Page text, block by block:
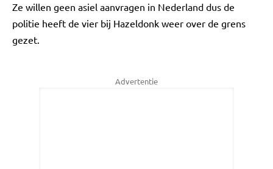
Ze willen geen asiel aanvragen in Nederland dus de
politie heeft de vier bij Hazeldonk weer over de grens
gezet.
Advertentie